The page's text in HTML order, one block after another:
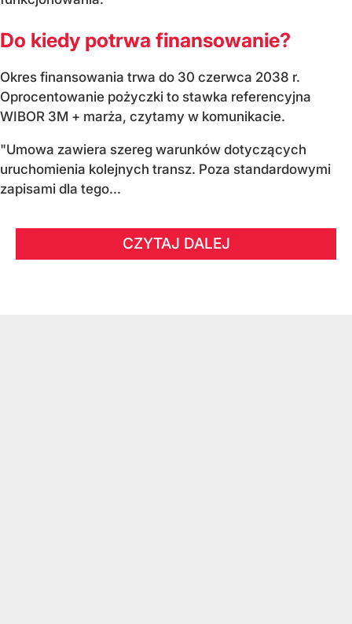
Do kiedy potrwa finansowanie?
Okres finansowania trwa do 30 czerwca 2038 r.
Oprocentowanie pożyczki to stawka referencyjna
WIBOR 3M + marża, czytamy w komunikacie.
"Umowa zawiera szereg warunków dotyczących
uruchomienia kolejnych transz. Poza standardowymi
zapisami dla tego...
CZYTAJ DALEJ